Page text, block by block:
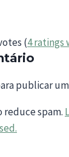
(4
publicar
reduce spam.